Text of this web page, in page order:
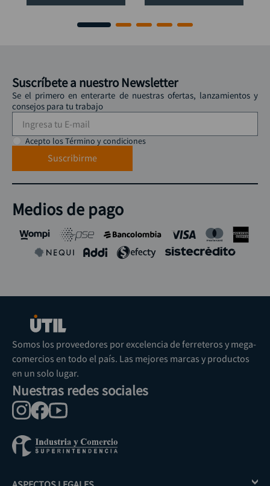
Suscríbete a nuestro Newsletter
Se el primero en enterarte de nuestras ofertas, lanzamientos y
consejos para tu trabajo
Acepto los Término y condiciones
Suscribirme
Medios de pago
Somos los proveedores por excelencia de ferreteros y mega-
comercios en todo el país. Las mejores marcas y productos
en un solo lugar.
Nuestras redes sociales